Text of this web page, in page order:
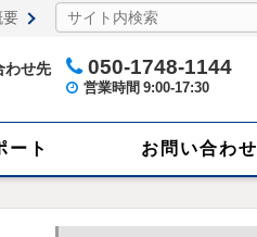
要
わせ先 050-1748-1144
営業時間 9:00-17:30
ート お問い合わせ